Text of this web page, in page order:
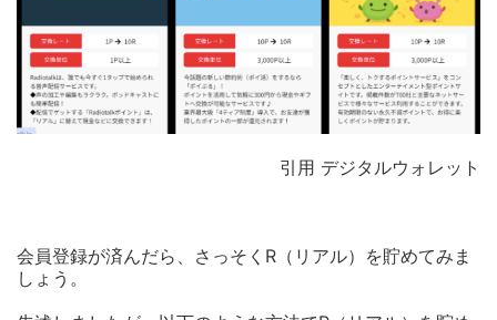
引用 デジタルウォレット
会員登録が済んだら、さっそくR（リアル）を貯めてみま
しょう。